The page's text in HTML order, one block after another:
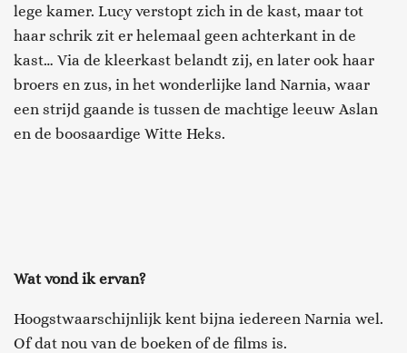
lege kamer. Lucy verstopt zich in de kast, maar tot
haar schrik zit er helemaal geen achterkant in de
kast… Via de kleerkast belandt zij, en later ook haar
broers en zus, in het wonderlijke land Narnia, waar
een strijd gaande is tussen de machtige leeuw Aslan
en de boosaardige Witte Heks.
Wat vond ik ervan?
Hoogstwaarschijnlijk kent bijna iedereen Narnia wel.
Of dat nou van de boeken of de films is.